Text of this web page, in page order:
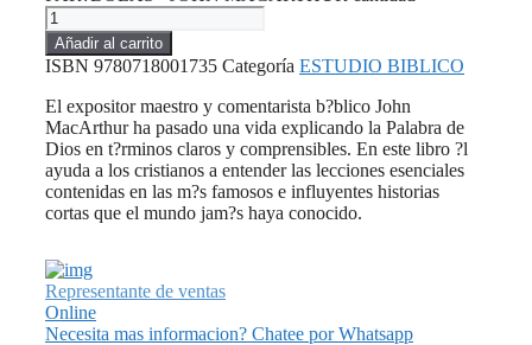
Añadir al carrito
ISBN 9780718001735 Categoría ESTUDIO BIBLICO
El expositor maestro y comentarista b?blico John
MacArthur ha pasado una vida explicando la Palabra de
Dios en t?rminos claros y comprensibles. En este libro ?l
ayuda a los cristianos a entender las lecciones esenciales
contenidas en las m?s famosos e influyentes historias
cortas que el mundo jam?s haya conocido.
Representante de ventas
Online
Necesita mas informacion? Chatee por Whatsapp